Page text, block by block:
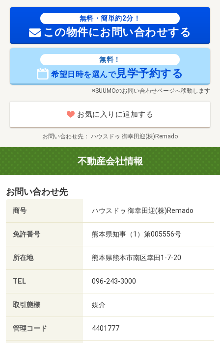
無料・簡単約2分！
この物件にお問い合わせする
無料！
希望日時を選んで見学予約する
※SUUMOのお問い合わせページへ移動します
お気に入りに追加する
お問い合わせ先 ハウスドゥ 御幸田迎(株)Remado
不動産会社情報
お問い合わせ先
商号 ハウスドゥ 御幸田迎(株)Remado
免許番号 熊本県知事（1）第005556号
所在地 熊本県熊本市南区幸田1-7-20
TEL 096-243-3000
取引態様 媒介
管理コード 4401777